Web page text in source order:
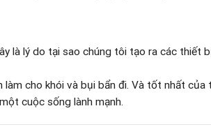
là lý do tại sao chúng tôi tạo ra các thiết
cho khói và bụi bẩn đi. Và tốt nhất
cuộc sống lành mạnh.